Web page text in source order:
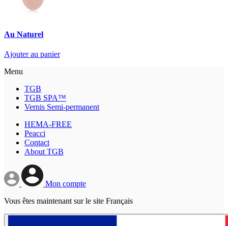
Au Naturel
Ajouter au panier
Menu
TGB
TGB SPA™
Vernis Semi-permanent
HEMA-FREE
Peacci
Contact
About TGB
Mon compte
Vous êtes maintenant sur le site Français